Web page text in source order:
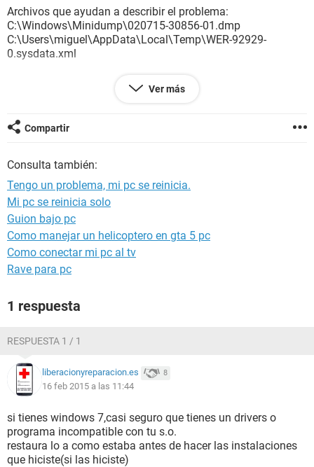
Archivos que ayudan a describir el problema:
C:\Windows\Minidump\020715-30856-01.dmp
C:\Users\miguel\AppData\Local\Temp\WER-92929-
0.sysdata.xml
La verdad no se que puede ser mi pc es de escritorio y
también quiero agregar que mi monitor aveces se pone azul
azul lo soluciono momentáneamente apagando y
encendiendo el monitor pero sucede aleatoriamente cada
Les agradeceria que me ayudaran con este/os problemas.
Ver más
Compartir
Consulta también:
Tengo un problema, mi pc se reinicia.
Mi pc se reinicia solo
Guion bajo pc
Como manejar un helicoptero en gta 5 pc
Como conectar mi pc al tv
Rave para pc
1 respuesta
RESPUESTA 1 / 1
liberacionyreparacion.es 8
16 feb 2015 a las 11:44
si tienes windows 7,casi seguro que tienes un drivers o
programa incompatible con tu s.o.
restaura lo a como estaba antes de hacer las instalaciones
que hiciste(si las hiciste)